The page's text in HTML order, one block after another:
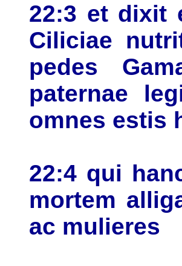
22:3 et dixit
Ciliciae
pedes
paternae
omnes estis
22:4 qui
mortem
ac mulieres